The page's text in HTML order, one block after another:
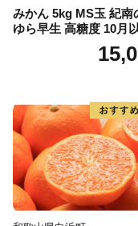
みかん 5kg MS玉 紀南
ゆら早生 高糖度 10月
送 マルチ被覆栽培